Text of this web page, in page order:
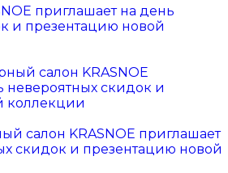
приглашает на день
и презентацию новой
салон KRASNOE приглашает
скидок и презентацию новой